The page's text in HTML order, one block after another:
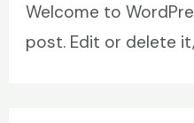
Welcome to
post. Edit or delete